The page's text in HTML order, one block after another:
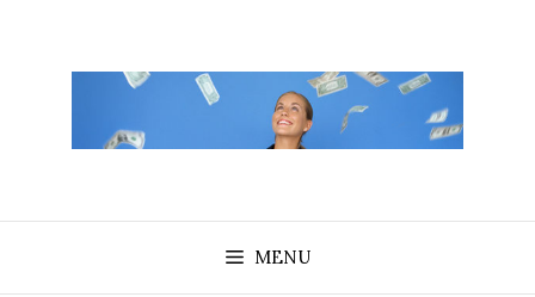
contenu
MENU